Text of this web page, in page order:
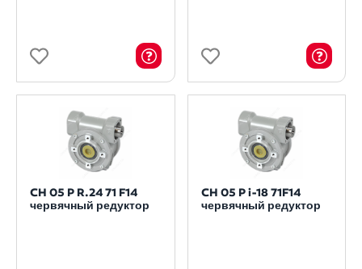
CH 05 P R.24 71 F14
червячный редуктор
CH 05 P i-18 71F14
червячный редуктор